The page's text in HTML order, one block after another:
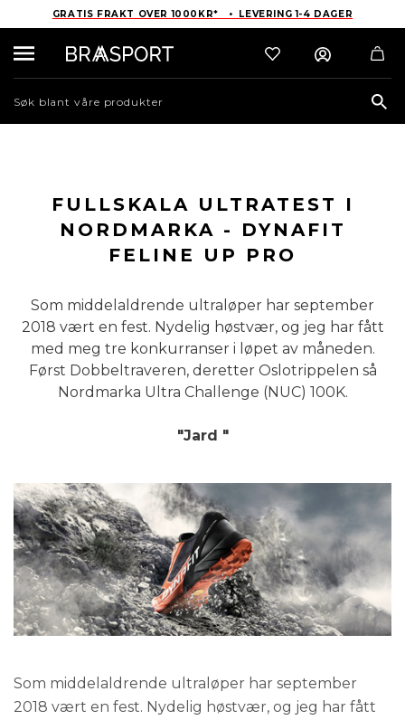
GRATIS FRAKT OVER 1000KR* • LEVERING 1-4 DAGER
FULLSKALA ULTRATEST I
NORDMARKA - DYNAFIT
FELINE UP PRO
Som middelaldrende ultraløper har september
2018 vært en fest. Nydelig høstvær, og jeg har fått
med meg tre konkurranser i løpet av måneden.
Først Dobbeltraveren, deretter Oslotrippelen så
Nordmarka Ultra Challenge (NUC) 100K.
"Jard "
Som middelaldrende ultraløper har september
2018 vært en fest. Nydelig høstvær, og jeg har fått